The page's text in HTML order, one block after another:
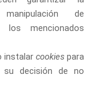
de
mencionados
instalar cookiespara
su decisión de no